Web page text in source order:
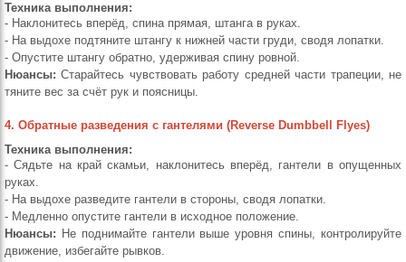
Техника выполнения:
- Наклонитесь вперёд, спина прямая, штанга в руках.
- На выдохе подтяните штангу к нижней части груди, сводя лопатки.
- Опустите штангу обратно, удерживая спину ровной.
Нюансы: Старайтесь чувствовать работу средней части трапеции, не
тяните вес за счёт рук и поясницы.
4. Обратные разведения с гантелями (Reverse Dumbbell Flyes)
Техника выполнения:
- Сядьте на край скамьи, наклонитесь вперёд, гантели в опущенных
руках.
- На выдохе разведите гантели в стороны, сводя лопатки.
- Медленно опустите гантели в исходное положение.
Нюансы: Не поднимайте гантели выше уровня спины, контролируйте
движение, избегайте рывков.